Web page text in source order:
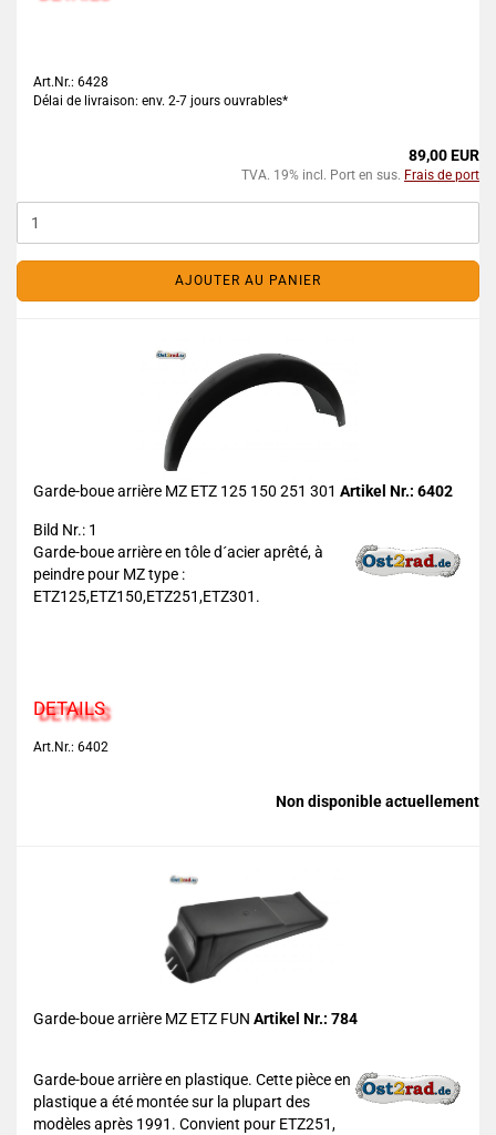
Art.Nr.: 6428
Délai de livraison: env. 2-7 jours ouvrables*
89,00 EUR
TVA. 19% incl. Port en sus. Frais de port
AJOUTER AU PANIER
Garde-boue arrière MZ ETZ 125 150 251 301 Artikel Nr.: 6402
Bild Nr.: 1
Garde-boue arrière en tôle d´acier aprêté, à
peindre pour MZ type :
ETZ125,ETZ150,ETZ251,ETZ301.
DETAILS
Art.Nr.: 6402
Non disponible actuellement
Garde-boue arrière MZ ETZ FUN Artikel Nr.: 784
Garde-boue arrière en plastique. Cette pièce en
plastique a été montée sur la plupart des
modèles après 1991. Convient pour ETZ251,